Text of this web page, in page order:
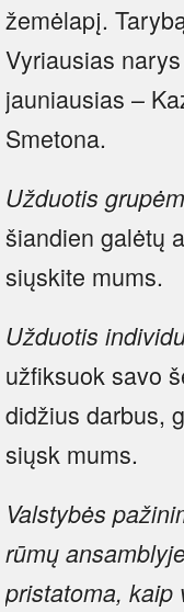
žemėlapį.
Vyriausias
jauniausias –
Smetona.
Užduotis
šiandien galėtų
siųskite mums.
Užduotis
užfiksuok savo
didžius darbus,
siųsk mums.
Valstybės
rūmų
pristatoma, kaip